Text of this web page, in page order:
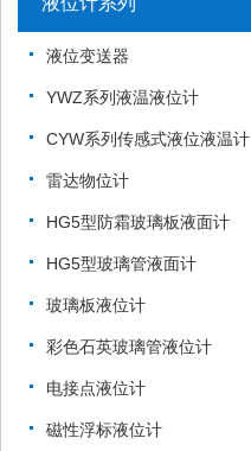
液位变送器
YWZ系列液温液位计
CYW系列传感式液位液温计
雷达物位计
HG5型防霜玻璃板液面计
HG5型玻璃管液面计
玻璃板液位计
彩色石英玻璃管液位计
电接点液位计
磁性浮标液位计